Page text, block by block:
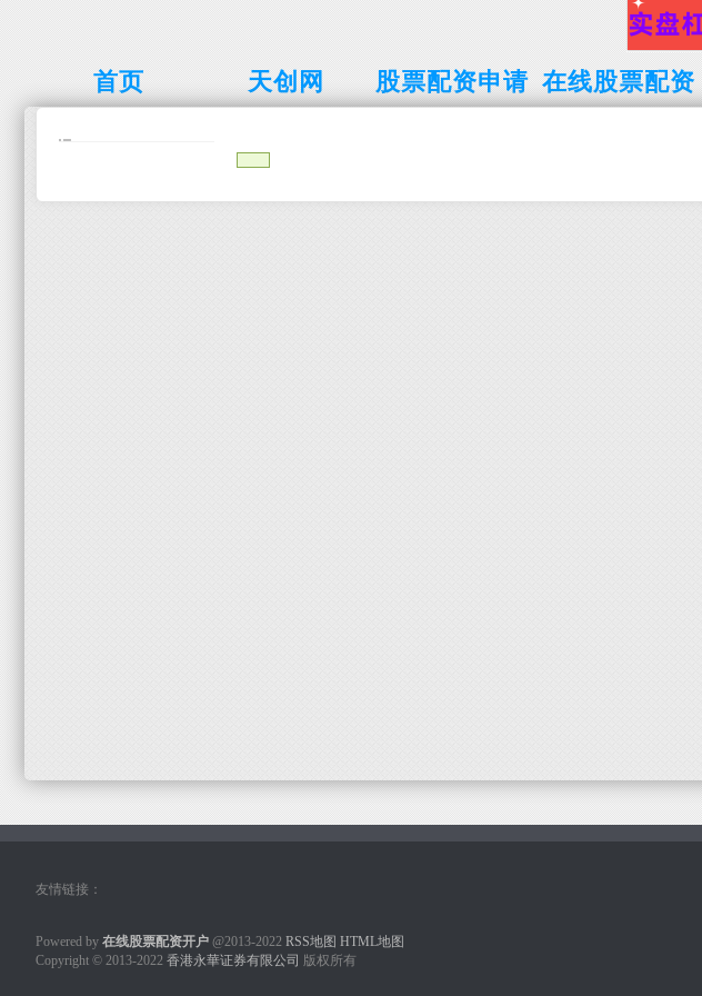
首页 天创网 股票配资申请 在线股票配资
友情链接：
Powered by 在线股票配资开户 @2013-2022 RSS地图 HTML地图
Copyright © 2013-2022 香港永華证券有限公司 版权所有